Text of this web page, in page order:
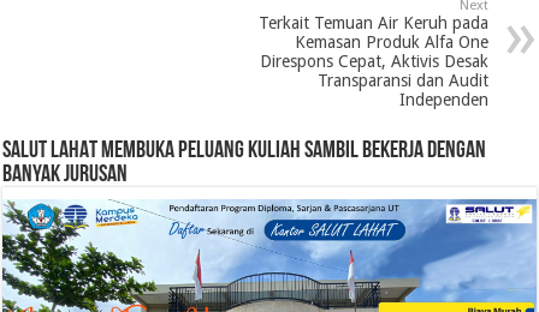
Next
Terkait Temuan Air Keruh pada
Kemasan Produk Alfa One
Direspons Cepat, Aktivis Desak
Transparansi dan Audit
Independen
SALUT LAHAT MEMBUKA PELUANG KULIAH SAMBIL BEKERJA DENGAN
BANYAK JURUSAN